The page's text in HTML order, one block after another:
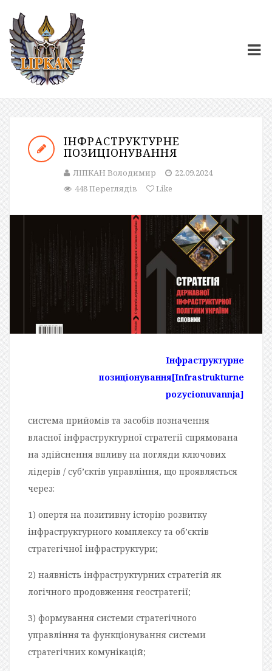
ІНФРАСТРУКТУРНЕ
ПОЗИЦІОНУВАННЯ
ЛІПКАН Володимир
22.09.2024
448 Переглядів
Like
Інфраструктурне
позиціонування[Infrastrukturne
pozycionuvannja]
система прийомів та засобів позначення
власної інфраструктурної стратегії спрямована
на здійснення впливу на погляди ключових
лідерів / суб’єктів управління, що проявляється
через:
1) опертя на позитивну історію розвитку
інфраструктурного комплексу та об’єктів
стратегічної інфраструктури;
2) наявність інфраструктурних стратегій як
логічного продовження геостратегії;
3) формування системи стратегічного
управління та функціонування системи
стратегічних комунікацій;